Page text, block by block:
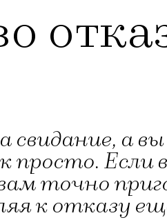
свидание, а
просто.
точно
к отказу